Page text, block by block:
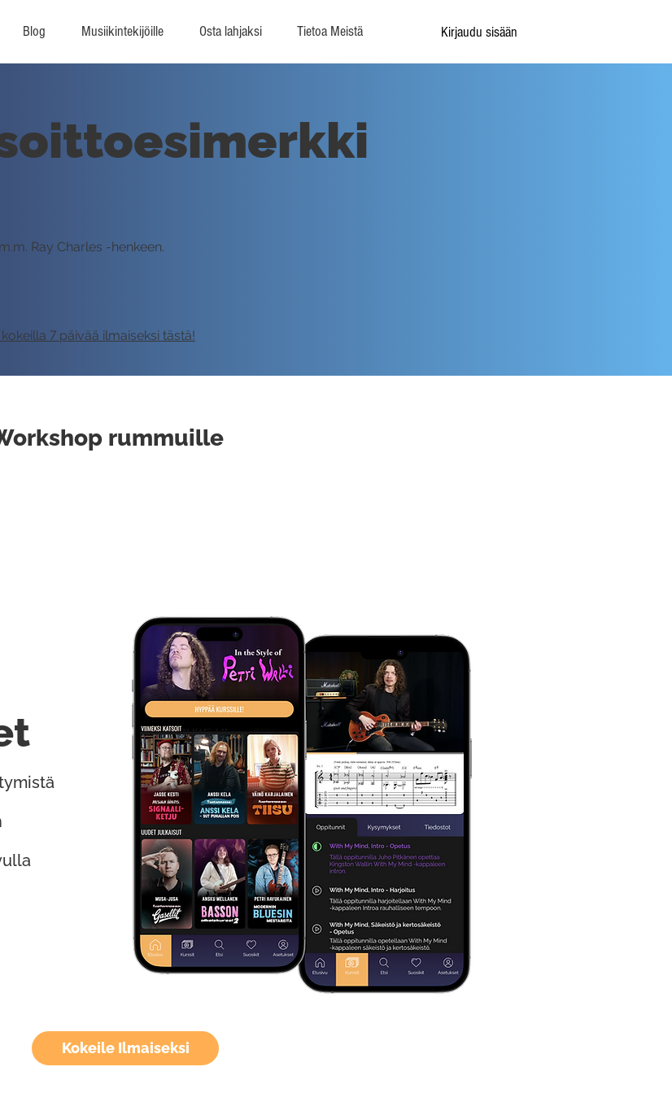
Blog Musiikintekijöille Osta lahjaksi Tietoa Meistä Kirjaudu sisään
Kokeile Ilmaiseksi
Ray Charles -henkeen.
7 päivää ilmaiseksi tästä!
rummuille